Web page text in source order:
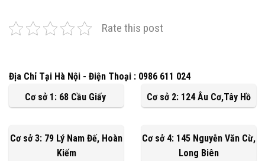
Rate this post
Địa Chỉ Tại Hà Nội - Điện Thoại : 0986 611 024
Cơ sở 1: 68 Cầu Giấy
Cơ sở 2: 124 Âu Cơ,Tây Hồ
Cơ sở 3: 79 Lý Nam Đế, Hoàn
Kiếm
Cơ sở 4: 145 Nguyễn Văn Cừ,
Long Biên